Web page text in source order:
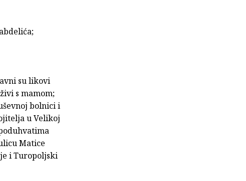
su likovi
s mamom;
bolnici i
u Velikoj
Matice
i Turopoljski